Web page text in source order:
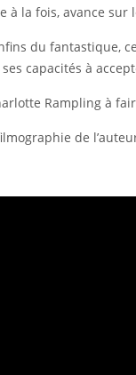
à la fois, avance sur
du fantastique,
capacités à
Rampling à
de